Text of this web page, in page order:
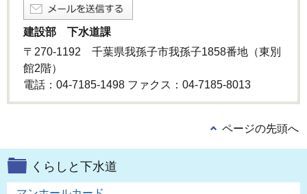
建設部 下水道課
〒270-1192 千葉県我孫子市我孫子1858番地（東別
館2階）
電話：04-7185-1498 ファクス：04-7185-8013
ページの先頭へ
くらしと下水道